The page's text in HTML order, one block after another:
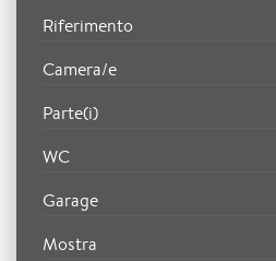
Riferimento
Camera/e
Parte(i)
WC
Garage
Mostra